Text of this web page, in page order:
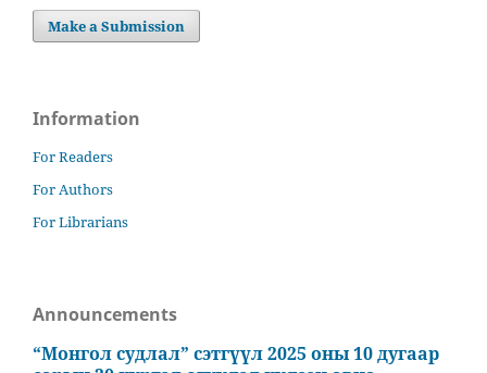
Make a Submission
Information
For Readers
For Authors
For Librarians
Announcements
“Монгол судлал” сэтгүүл 2025 оны 10 дугаар